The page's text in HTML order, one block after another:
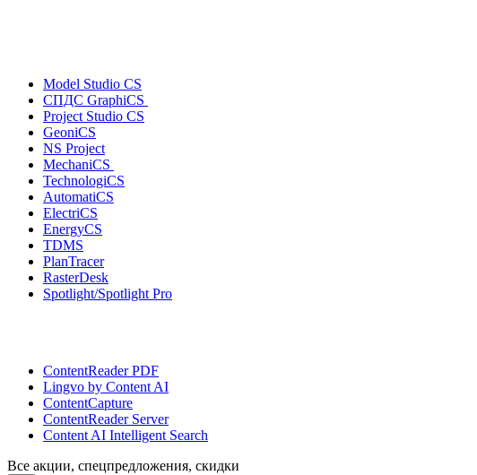
Model Studio CS
СПДС GraphiCS
Project Studio CS
GeoniCS
NS Project
MechaniCS
TechnologiCS
AutomatiCS
ElectriCS
EnergyCS
TDMS
PlanTracer
RasterDesk
Spotlight/Spotlight Pro
ContentReader PDF
Lingvo by Content AI
ContentCapture
ContentReader Server
Content AI Intelligent Search
Все акции, спецпредложения, скидки